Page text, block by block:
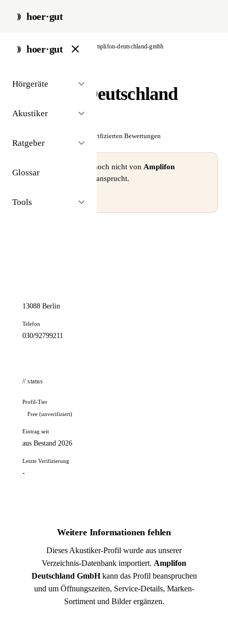
hoer·gut
hoer·gut
Hörgeräte
Akustiker
Ratgeber
Glossar
Tools
start / akustiker / berlin amplifon-deutschland-gmbh
Amplifon Deutschland
GmbH
Noch keine verifizierten Bewertungen
⚠ Dieses Profil wurde noch nicht von Amplifon
beansprucht.
13088 Berlin
Telefon
030/92799211
// status
Profil-Tier
Free (unverifiziert)
Eintrag seit
aus Bestand 2026
Letzte Verifizierung
-
Weitere Informationen fehlen
Dieses Akustiker-Profil wurde aus unserer
Verzeichnis-Datenbank importiert. Amplifon
Deutschland GmbHkann das Profil beanspruchen
und um Öffnungszeiten, Service-Details, Marken-
Sortiment und Bilder ergänzen.